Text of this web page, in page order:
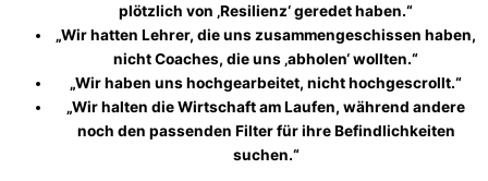
plötzlich von ‚Resilienz‘ geredet haben.“
„Wir hatten Lehrer, die uns zusammengeschissen haben,
nicht Coaches, die uns ‚abholen‘ wollten.“
„Wir haben uns hochgearbeitet, nicht hochgescrollt.“
„Wir halten die Wirtschaft am Laufen, während andere
noch den passenden Filter für ihre Befindlichkeiten
suchen.“